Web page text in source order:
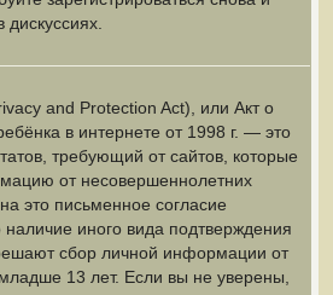
дискуссиях.
and Protection Act), или Акт о
в интернете от 1998 г. — это
требующий от сайтов, которые
от несовершеннолетних
это письменное согласие
иного вида подтверждения
сбор личной информации от
13 лет. Если вы не уверены,